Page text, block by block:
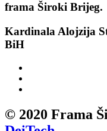
frama Široki Brijeg.
Kardinala Alojzija
BiH
© 2020 Frama